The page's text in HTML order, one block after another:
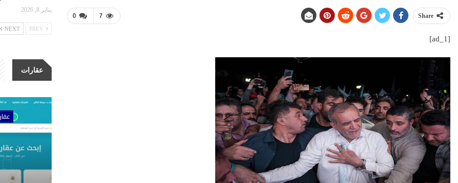
0 7 Share
[ad_1]
يناير 8, 2026
NEXT
عقارات
عقارات